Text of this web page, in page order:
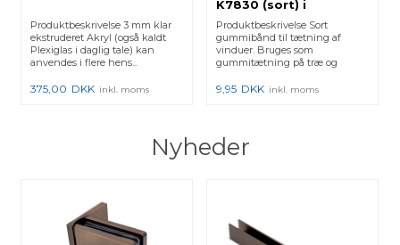
Produktbeskrivelse 3 mm klar
ekstruderet Akryl (også kaldt
Plexiglas i daglig tale) kan
anvendes i flere hens...
375,00 DKK inkl. moms
K7830 (sort) i
metermål
Produktbeskrivelse Sort
gummibånd til tætning af
vinduer. Bruges som
gummitætning på træ og
9,95 DKK inkl. moms
Nyheder